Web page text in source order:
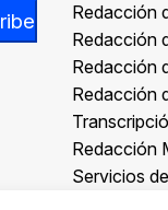
Redacción
Redacción
Redacción
Redacción
Redacción
Servicios